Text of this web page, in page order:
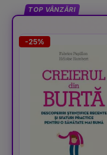
TOP VÂNZĂRI
-25%